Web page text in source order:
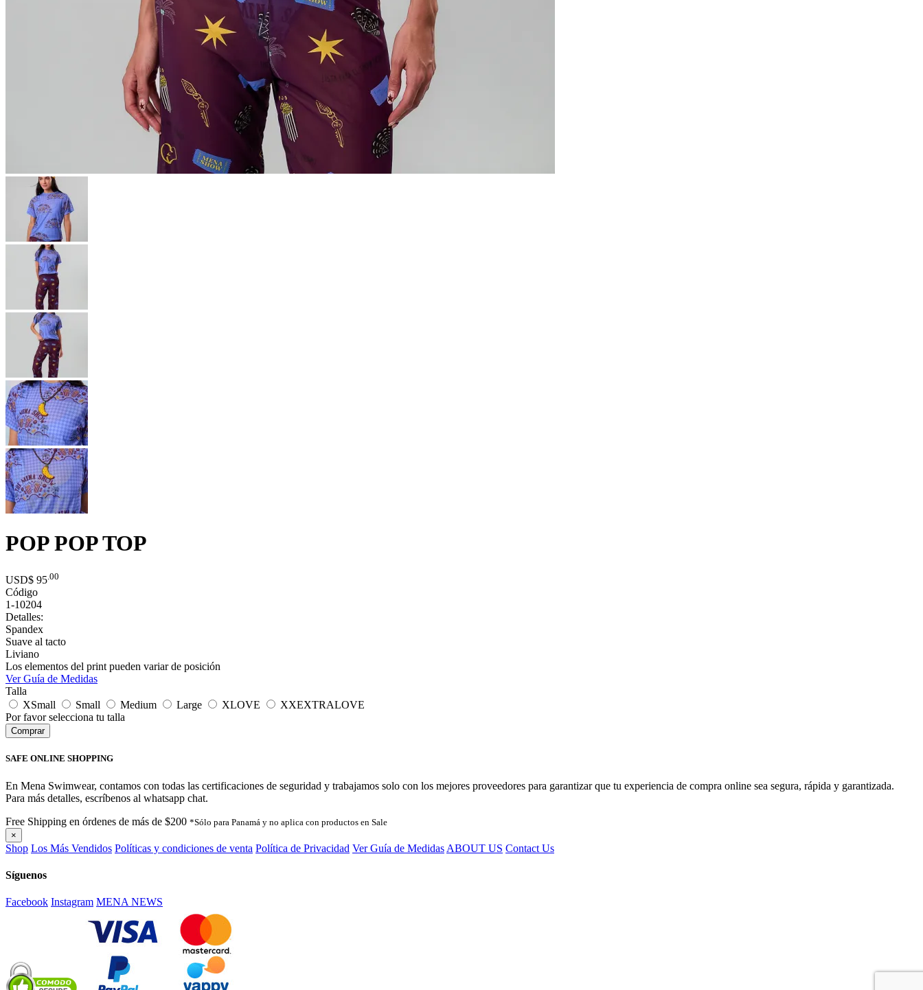
POP POP TOP
USD$ 95 .00
Código
1-10204
Detalles:
Spandex
Suave al tacto
Liviano
Los elementos del print pueden variar de posición
Ver Guía de Medidas
Talla
XSmall
Small Medium Large XLOVE
XXEXTRALOVE
Por favor selecciona tu talla
SAFE ONLINE SHOPPING
En Mena Swimwear, contamos con todas las certificaciones de seguridad y trabajamos solo con los mejores proveedores para garantizar que tu experiencia de compra online sea segura, rápida y garantizada.
Para más detalles, escríbenos al whatsapp chat.
Free Shipping en órdenes de más de $200 *Sólo para Panamá y no aplica con productos en Sale
×
Shop Los Más Vendidos Políticas y condiciones de venta Política de Privacidad Ver Guía de Medidas ABOUT US Contact Us
Síguenos
Facebook Instagram MENA NEWS